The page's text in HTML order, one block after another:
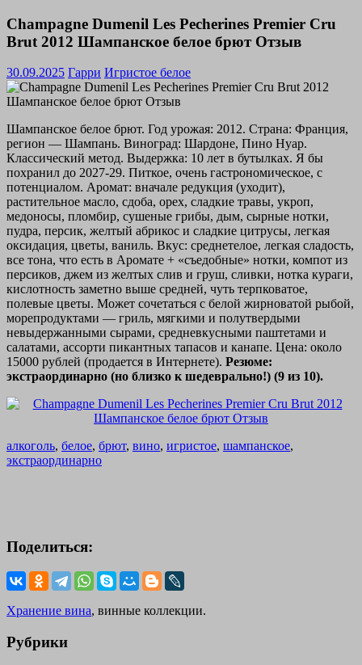
Champagne Dumenil Les Pecherines Premier Cru
Brut 2012 Шампанское белое брют Отзыв
30.09.2025 Гарри Игристое белое
Шампанское белое брют. Год урожая: 2012. Страна: Франция,
регион — Шампань. Виноград: Шардоне, Пино Нуар.
Классический метод. Выдержка: 10 лет в бутылках. Я бы
похранил до 2027-29. Питкое, очень гастрономическое, с
потенциалом. Аромат: вначале редукция (уходит),
растительное масло, сдоба, орех, сладкие травы, укроп,
медоносы, пломбир, сушеные грибы, дым, сырные нотки,
пудра, персик, желтый абрикос и сладкие цитрусы, легкая
оксидация, цветы, ваниль. Вкус: среднетелое, легкая сладость,
все тона, что есть в Аромате + «съедобные» нотки, компот из
персиков, джем из желтых слив и груш, сливки, нотка кураги,
кислотность заметно выше средней, чуть терпковатое,
полевые цветы. Может сочетаться с белой жирноватой рыбой,
морепродуктами — гриль, мягкими и полутвердыми
невыдержанными сырами, средневкусными паштетами и
салатами, ассорти пикантных тапасов и канапе. Цена: около
15000 рублей (продается в Интернете). Резюме:
экстраординарно (но близко к шедеврально!) (9 из 10).
алкоголь, белое, брют, вино, игристое, шампанское,
экстраординарно
Поделиться:
Хранение вина, винные коллекции.
Рубрики